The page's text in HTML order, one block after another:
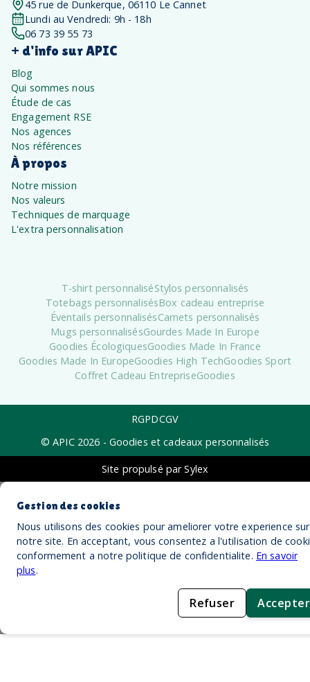
45 rue de Dunkerque, 06110 Le Cannet
Lundi au Vendredi: 9h - 18h
06 73 39 55 73
+ d'info sur APIC
Blog
Qui sommes nous
Étude de cas
Engagement RSE
Nos agences
Nos références
À propos
Notre mission
Nos valeurs
Techniques de marquage
L'extra personnalisation
T-shirt personnaliséStylos personnalisés
Totebags personnalisésBox cadeau entreprise
Éventails personnalisésCarnets personnalisés
Mugs personnalisésGourdes Made In Europe
Goodies ÉcologiquesGoodies Made In France
Goodies Made In EuropeGoodies High TechGoodies Sport
Coffret Cadeau EntrepriseGoodies
RGPDCGV
© APIC 2026 - Goodies et cadeaux personnalisés
Site propulsé par Sylex
Gestion des cookies
Nous utilisons des cookies pour ameliorer votre experience sur
notre site. En acceptant, vous consentez a l'utilisation de
conformement a notre politique de confidentialite. En savoir
plus.
Refuser Accepter